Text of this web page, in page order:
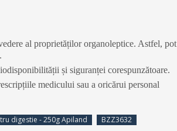
al proprietăților organoleptice. Astfel, pot
și siguranței corespunzătoare.
medicului sau a oricărui personal
digestie - 250g Apiland
BZZ3632